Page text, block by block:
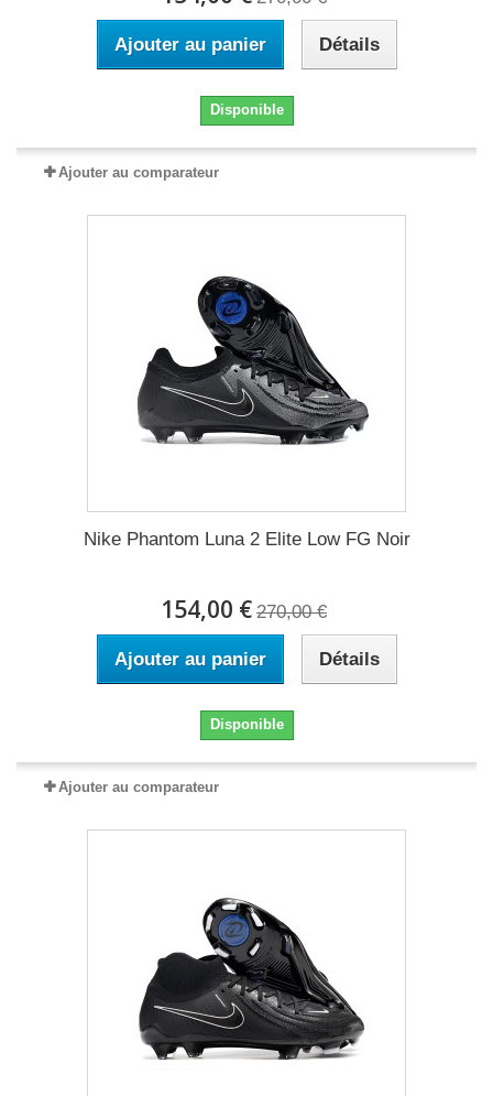
Ajouter au panier Détails
Disponible
Ajouter au comparateur
Nike Phantom Luna 2 Elite Low FG Noir
154,00 € 270,00 €
Ajouter au panier Détails
Disponible
Ajouter au comparateur